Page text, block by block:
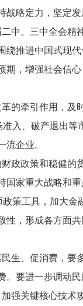
略定力，坚定发
、三中全会精
推进中国式现
，增强社会信
牵引作用，及
入、破产退出
企业。
政策和稳健的
家重大战略和
策工具，加大
，形成各方面
、促消费，要
要进一步调动民
关键核心技术